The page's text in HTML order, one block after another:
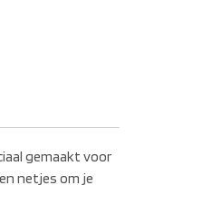
gemaakt voor
netjes om je